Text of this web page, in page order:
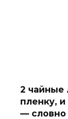
2 чайные
пленку,
— словно